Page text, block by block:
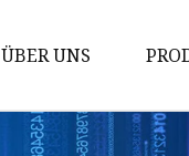
ÜBER UNS